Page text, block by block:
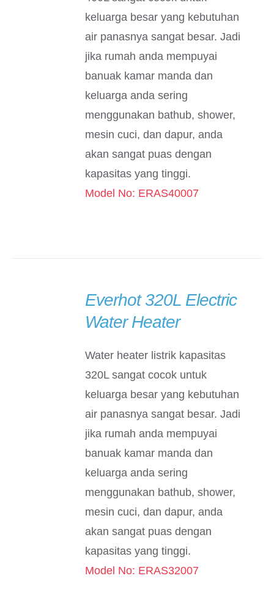
keluarga besar yang kebutuhan
air panasnya sangat besar. Jadi
jika rumah anda mempuyai
banuak kamar manda dan
keluarga anda sering
menggunakan bathub, shower,
mesin cuci, dan dapur, anda
akan sangat puas dengan
kapasitas yang tinggi.
Model No: ERAS40007
Everhot 320L Electric
Water Heater
Water heater listrik kapasitas
320L sangat cocok untuk
keluarga besar yang kebutuhan
air panasnya sangat besar. Jadi
jika rumah anda mempuyai
banuak kamar manda dan
keluarga anda sering
menggunakan bathub, shower,
mesin cuci, dan dapur, anda
akan sangat puas dengan
kapasitas yang tinggi.
Model No: ERAS32007